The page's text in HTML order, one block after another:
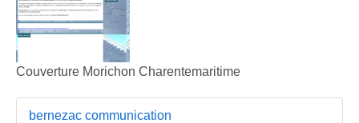
Couverture Morichon Charentemaritime
bernezac communication